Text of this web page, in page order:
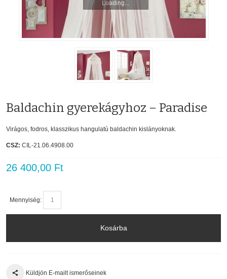
Loading...
Baldachin gyerekágyhoz – Paradise
Virágos, fodros, klasszikus hangulatú baldachin kislányoknak.
CSZ: CIL-21.06.4908.00
26 400,00 Ft
Mennyiség:
Kosárba
Küldjön E-mailt ismerőseinek